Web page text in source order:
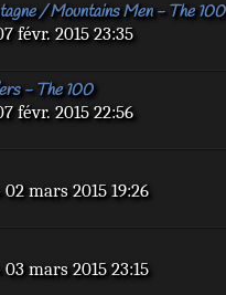
/ Mountains Men - The 100
févr. 2015 23:35
- The 100
févr. 2015 22:56
mars 2015 19:26
mars 2015 23:15